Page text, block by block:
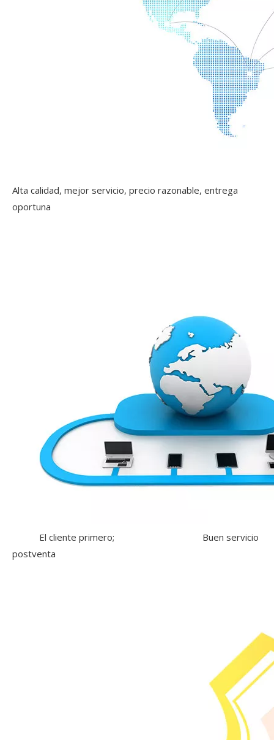
Alta calidad, mejor servicio, precio razonable, entrega
oportuna
El cliente primero; Buen servicio
postventa